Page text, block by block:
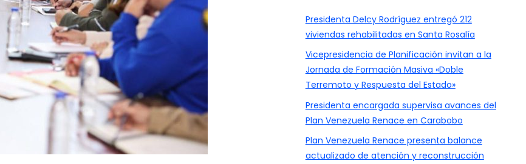
Presidenta Delcy Rodríguez entregó 212
viviendas rehabilitadas en Santa Rosalía
Vicepresidencia de Planificación invitan a la
Jornada de Formación Masiva «Doble
Terremoto y Respuesta del Estado»
Presidenta encargada supervisa avances del
Plan Venezuela Renace en Carabobo
Plan Venezuela Renace presenta balance
actualizado de atención y reconstrucción